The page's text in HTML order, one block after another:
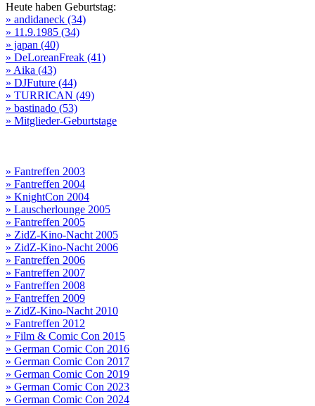
Heute haben Geburtstag:
» andidaneck (34)
» 11.9.1985 (34)
» japan (40)
» DeLoreanFreak (41)
» Aika (43)
» DJFuture (44)
» TURRICAN (49)
» bastinado (53)
» Mitglieder-Geburtstage
» Fantreffen 2003
» Fantreffen 2004
» KnightCon 2004
» Lauscherlounge 2005
» Fantreffen 2005
» ZidZ-Kino-Nacht 2005
» ZidZ-Kino-Nacht 2006
» Fantreffen 2006
» Fantreffen 2007
» Fantreffen 2008
» Fantreffen 2009
» ZidZ-Kino-Nacht 2010
» Fantreffen 2012
» Film & Comic Con 2015
» German Comic Con 2016
» German Comic Con 2017
» German Comic Con 2019
» German Comic Con 2023
» German Comic Con 2024